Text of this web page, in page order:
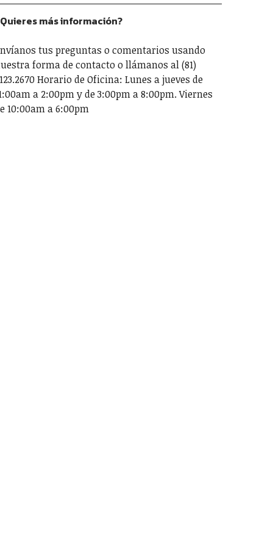
más información?
tus preguntas o comentarios usando
forma de contacto o llámanos al (81)
Horario de Oficina: Lunes a jueves de
a 2:00pm y de 3:00pm a 8:00pm. Viernes
10:00am a 6:00pm